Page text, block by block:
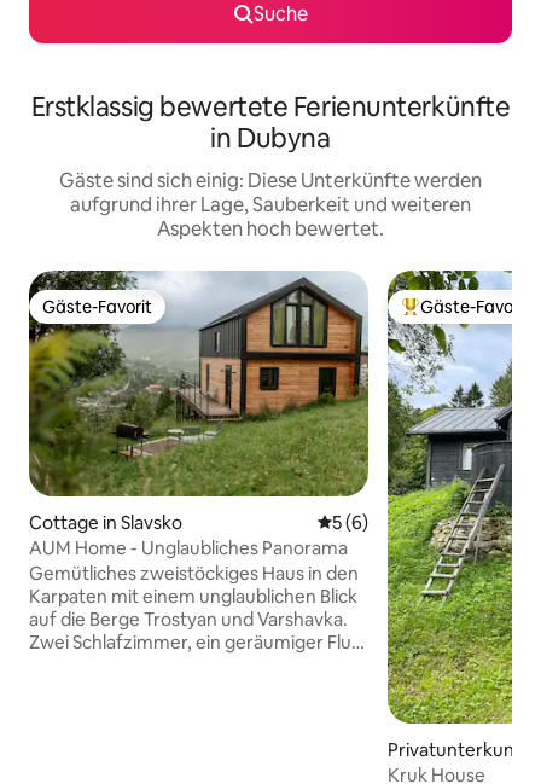
Suche
Erstklassig bewertete Ferienunterkünfte
in Dubyna
Gäste sind sich einig: Diese Unterkünfte werden
aufgrund ihrer Lage, Sauberkeit und weiteren
Aspekten hoch bewertet.
Gäste-Favorit
Gäste-Favorit
Cottage in Slavsko Durchschnittliche
5 (6)
AUM Home - Unglaubliches Panorama
Gemütliches zweistöckiges Haus in den
Karpaten mit einem unglaublichen Blick
auf die Berge Trostyan und Varshavka.
Zwei Schlafzimmer, ein geräumiger Flur
Beliebter Gäste-
Gäste-Favorit
Privatunterkunft
Kruk House